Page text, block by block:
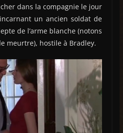
dans la compagnie le jour
un ancien soldat de
de l’arme blanche (notons
meurtre), hostile à Bradley.